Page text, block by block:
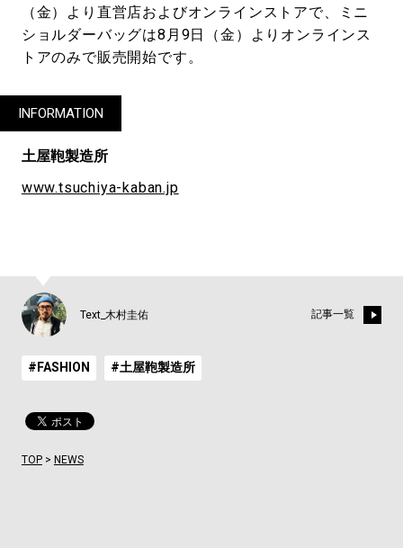
（金）より直営店およびオンラインストアで、ミニ
ショルダーバッグは8月9日（金）よりオンラインス
トアのみで販売開始です。
INFORMATION
土屋鞄製造所
www.tsuchiya-kaban.jp
Text_木村圭佑 記事一覧
#FASHION #土屋鞄製造所
TOP> NEWS